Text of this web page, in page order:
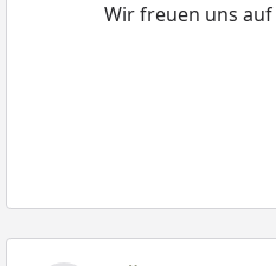
Wir freuen uns